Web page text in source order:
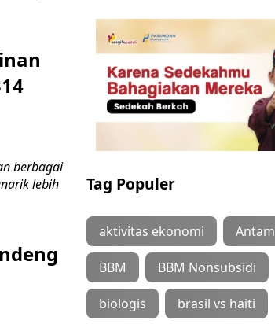
berbagai
lebih
Tag Populer
aktivitas ekonomi Antam
BBM BBM Nonsubsidi
biologis brasil vs haiti